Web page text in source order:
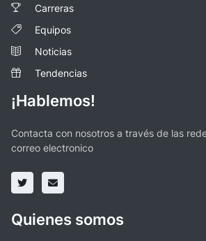
Carreras
Equipos
Noticias
Tendencias
¡Hablemos!
Contacta con nosotros a través de las
correo electronico
Quienes somos